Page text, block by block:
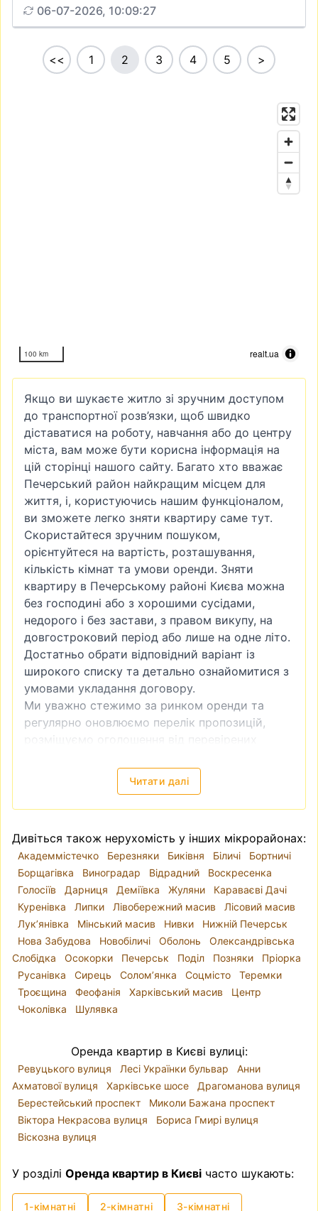
06-07-2026, 10:09:27
<< 1 2 3 4 5 >
100 km realt.ua
Якщо ви шукаєте житло зі зручним доступом
до транспортної розв’язки, щоб швидко
діставатися на роботу, навчання або до центру
міста, вам може бути корисна інформація на
цій сторінці нашого сайту. Багато хто вважає
Печерський район найкращим місцем для
життя, і, користуючись нашим функціоналом,
ви зможете легко зняти квартиру саме тут.
Скористайтеся зручним пошуком,
орієнтуйтеся на вартість, розташування,
кількість кімнат та умови оренди. Зняти
квартиру в Печерському районі Києва можна
без господині або з хорошими сусідами,
недорого і без застави, з правом викупу, на
довгостроковий період або лише на одне літо.
Достатньо обрати відповідний варіант із
широкого списку та детально ознайомитися з
умовами укладання договору.
Ми уважно стежимо за ринком оренди та
регулярно оновлюємо перелік пропозицій,
Хочете зняти квартиру в Печерському районі
Києва без посередників, зайвих витрат часу та
за максимально вигідною ціною — радимо
пропустити найкращі пропозиції.
Читати далі
Дивіться також нерухомість у інших мікрорайонах:
Академмістечко Березняки Биківня Біличі
Бортничі
Борщагівка
Виноградар Відрадний
Воскресенка
Голосіїв
Дарниця Деміївка Жуляни
Караваєві Дачі
Куренівка
Липки Лівобережний масив
Лісовий масив
Лук’янівка
Мінський масив Нивки
Нижній Печерськ
Нова Забудова
Новобіличі Оболонь
Олександрівська
Слобідка
Осокорки Печерськ Поділ Позняки
Пріорка
Русанівка
Сирець Солом’янка Соцмісто
Теремки
Троєщина
Феофанія Харківський масив
Центр
Чоколівка
Шулявка
Оренда квартир в Києві вулиці:
Ревуцького вулиця Лесі Українки бульвар
Анни
Ахматової вулиця
Харківське шосе
Драгоманова вулиця
Берестейський проспект
Миколи Бажана проспект
Віктора Некрасова вулиця
Бориса Гмирі вулиця
Віскозна вулиця
У розділі Оренда квартир в Києві часто шукають:
1-кімнатні 2-кімнатні 3-кімнатні